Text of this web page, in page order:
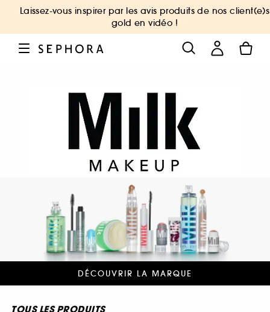
Laissez-vous inspirer par les avis produits de nos client(e)s
gold en vidéo !
DÉCOUVRIR LA MARQUE